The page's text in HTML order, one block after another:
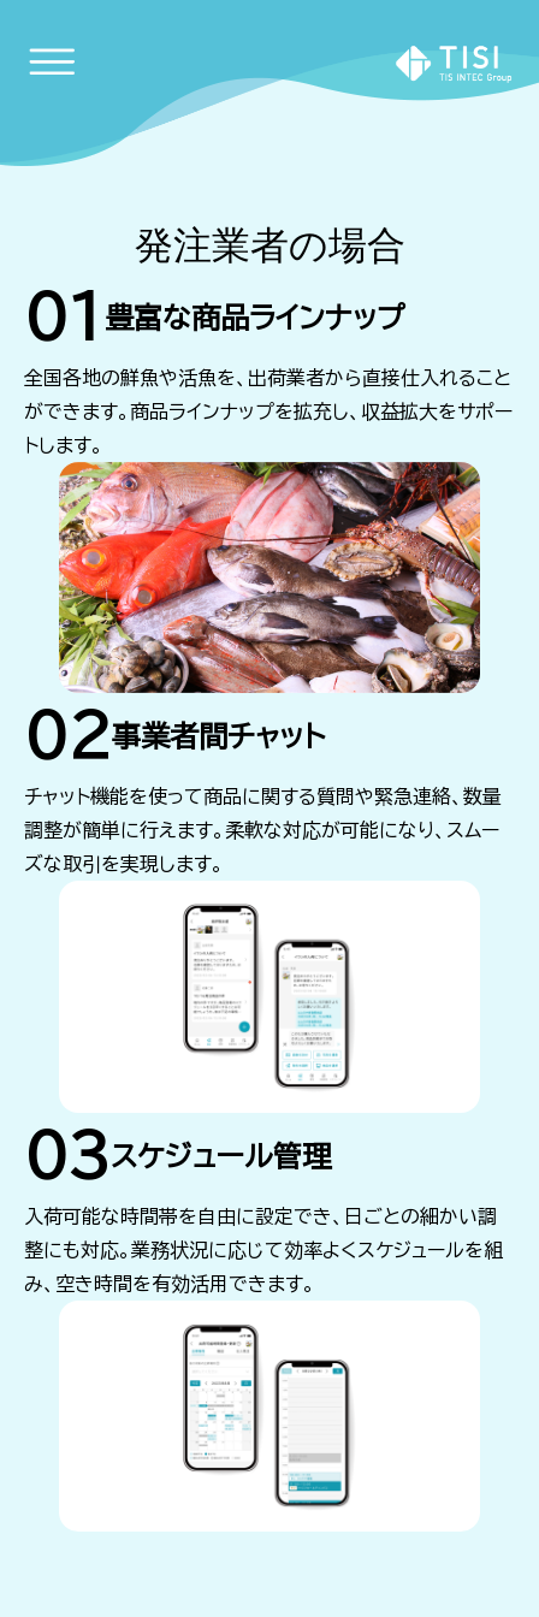
発注業者の場合
01 豊富な商品ラインナップ
全国各地の鮮魚や活魚を、出荷業者から直接仕入れること
ができます。商品ラインナップを拡充し、収益拡大をサポー
トします。
02事業者間チャット
チャット機能を使って商品に関する質問や緊急連絡、数量
調整が簡単に行えます。柔軟な対応が可能になり、スムー
ズな取引を実現します。
03スケジュール管理
入荷可能な時間帯を自由に設定でき、日ごとの細かい調
整にも対応。業務状況に応じて効率よくスケジュールを組
み、空き時間を有効活用できます。